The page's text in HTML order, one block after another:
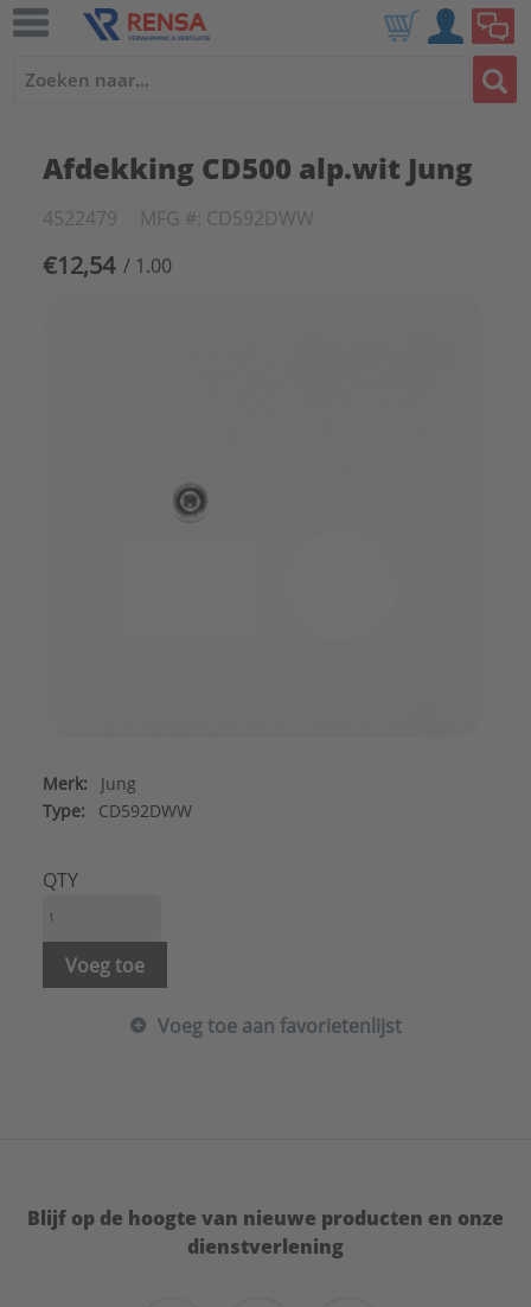
Afdekking CD500 alp.wit Jung
4522479 MFG #: CD592DWW
€12,54 / 1.00
Merk:
Jung
Type:
CD592DWW
QTY
Voeg toe
Voeg toe aan favorietenlijst
Blijf op de hoogte van nieuwe producten en onze
dienstverlening